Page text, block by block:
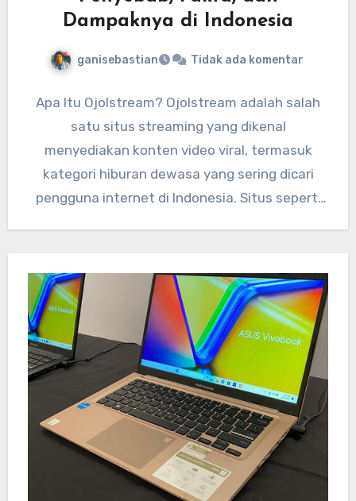
Dampaknya di Indonesia
ganisebastian Tidak ada komentar
Apa Itu Ojolstream? Ojolstream adalah salah
satu situs streaming yang dikenal
menyediakan konten video viral, termasuk
kategori hiburan dewasa yang sering dicari
pengguna internet di Indonesia. Situs seperti